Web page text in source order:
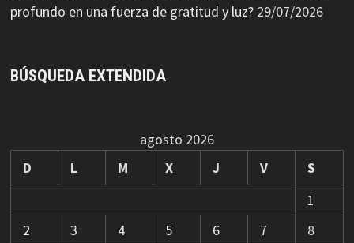
profundo en una fuerza de gratitud y luz? 29/07/2026
BÚSQUEDA EXTENDIDA
agosto 2026
D
L M X J V
S
1
2
3 4 5 6 7
8